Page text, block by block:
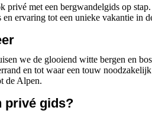
privé met een bergwandelgids op stap.
en ervaring tot een unieke vakantie in
we de glooiend witte bergen en
en tot waar een touw
de Alpen.
privé gids?